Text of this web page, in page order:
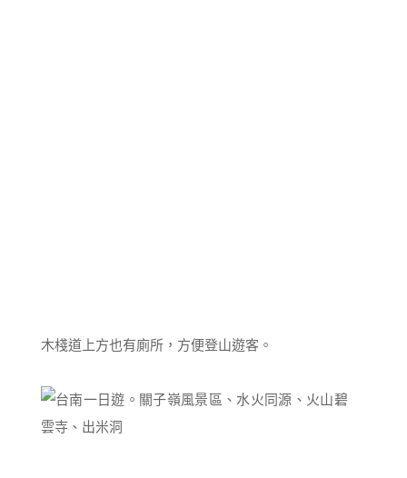
木棧道上方也有廁所，方便登山遊客。